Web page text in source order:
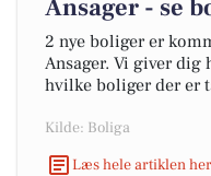
Ansager - se
2 nye boliger er
Ansager. Vi giver dig
hvilke boliger der er
Kilde: Boliga
Læs hele artiklen her